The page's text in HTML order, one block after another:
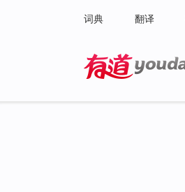
词典 翻译